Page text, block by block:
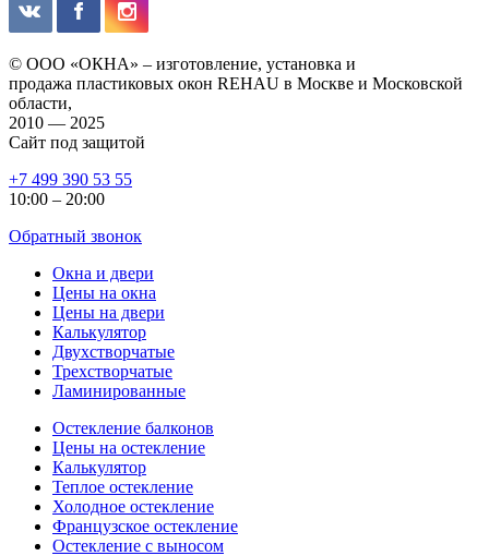
© ООО «ОКНА» – изготовление, установка и
продажа пластиковых окон REHAU в Москве и Московской
области,
2010 — 2025
Сайт под защитой
+7 499 390 53 55
10:00 – 20:00
Обратный звонок
Окна и двери
Цены на окна
Цены на двери
Калькулятор
Двухстворчатые
Трехстворчатые
Ламинированные
Остекление балконов
Цены на остекление
Калькулятор
Теплое остекление
Холодное остекление
Французское остекление
Остекление с выносом